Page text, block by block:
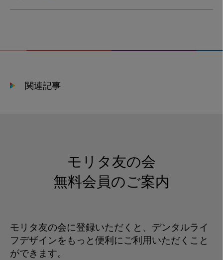
関連記事
モリタ友の会
無料会員のご案内
モリタ友の会に登録いただくと、デンタルライ
フデザインをもっと便利にご利用いただくこと
ができます。